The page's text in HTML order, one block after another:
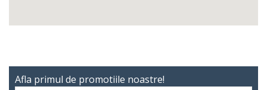
Afla primul de promotiile noastre!